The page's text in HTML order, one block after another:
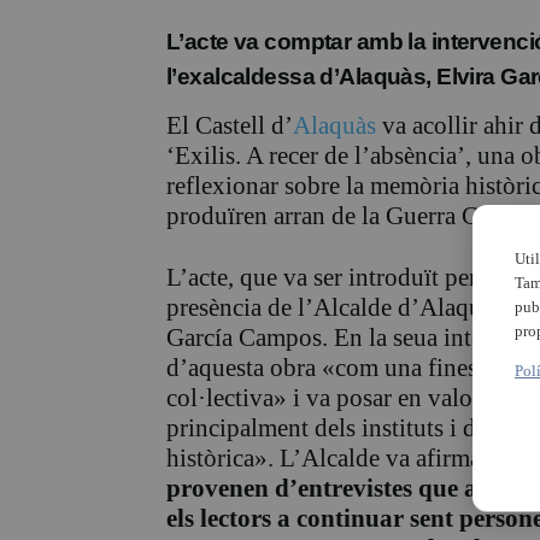
L’acte va comptar amb la
l’exalcaldessa d’Alaquàs, Elvira
El Castell d’Alaquàs va acollir ahir
‘Exilis. A recer de l’absència’, una
reflexionar sobre la memòria
produïren arran de la Guerra Civil
L’acte, que va ser introduït per
presència de l’Alcalde d’Alaquàs,
García Campos. En la seua
d’aquesta obra «com una finestra
col·lectiva» i va posar en valor «la
principalment dels instituts i del
històrica». L’Alcalde va afirmar
provenen d’entrevistes que
els lectors a continuar sent